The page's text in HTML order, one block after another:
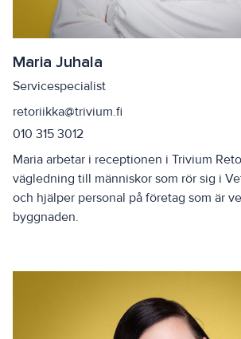
Maria Juhala
Servicespecialist
retoriikka@trivium.fi
010 315 3012
Maria arbetar i receptionen i Trivium
vägledning till människor som rör sig i
och hjälper personal på företag som är
byggnaden.